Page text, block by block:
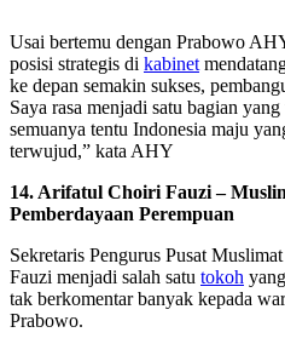
Usai bertemu dengan Prabowo
posisi strategis di kabinet
ke depan semakin sukses,
Saya rasa menjadi satu bagian
semuanya tentu Indonesia maju
terwujud,” kata AHY
14. Arifatul Choiri Fauzi –
Pemberdayaan Perempuan
Sekretaris Pengurus Pusat
Fauzi menjadi salah satu tokoh
tak berkomentar banyak kepada
Prabowo.